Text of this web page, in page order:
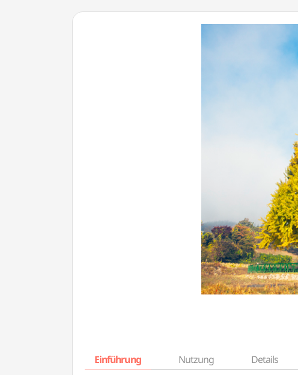
Einführung Nutzung Details